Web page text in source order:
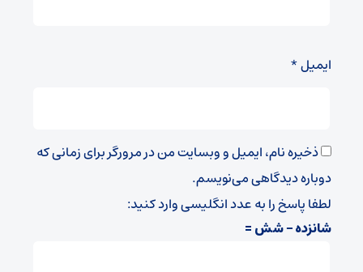
ایمیل*
ذخیره نام، ایمیل و وبسایت من در مرورگر برای زمانی که
دوباره دیدگاهی می‌نویسم.
لطفا پاسخ را به عدد انگلیسی وارد کنید:
شانزده − شش =